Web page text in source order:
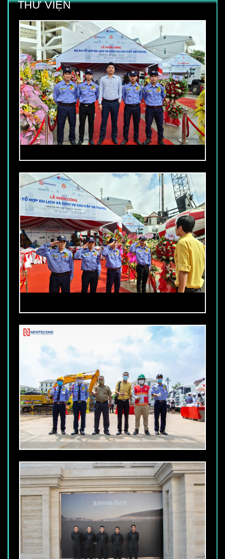
THƯ VIỆN
DỊCH VỤ THÁM TỬ YUKI SEPRE 24,
CUNG CẤP DỊCH VỤ, THÁM TỬ ĐIỀU
TRA THÔNG TIN: